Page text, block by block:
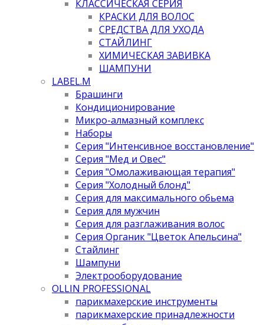
КЛАССИЧЕСКАЯ СЕРИЯ
КРАСКИ ДЛЯ ВОЛОС
СРЕДСТВА ДЛЯ УХОДА
СТАЙЛИНГ
ХИМИЧЕСКАЯ ЗАВИВКА
ШАМПУНИ
LABEL.M
Брашинги
Кондиционирование
Микро-алмазный комплекс
Наборы
Серия "Интенсивное восстановление"
Серия "Мед и Овес"
Серия "Омолаживающая терапия"
Серия "Холодный блонд"
Серия для максимального обьема
Серия для мужчин
Серия для разглаживания волос
Серия Органик "Цветок Апельсина"
Стайлинг
Шампуни
Электрооборудование
OLLIN PROFESSIONAL
парикмахерские инструменты
парикмахерские принадлежности